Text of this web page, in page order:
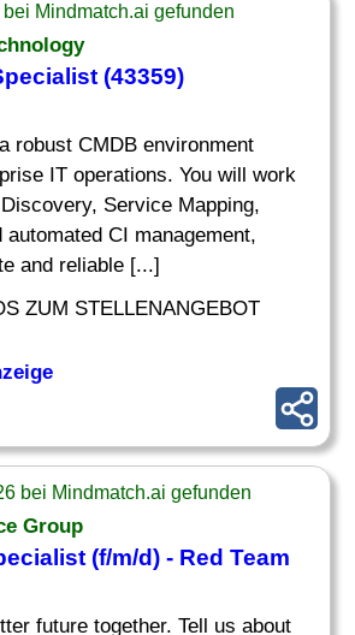
Mindmatch.ai gefunden
(43359)
robust CMDB environment
IT operations. You will work
Service Mapping,
automated CI management,
and reliable [...]
ZUM STELLENANGEBOT
bei Mindmatch.ai gefunden
Group
(f/m/d) - Red Team
future together. Tell us about